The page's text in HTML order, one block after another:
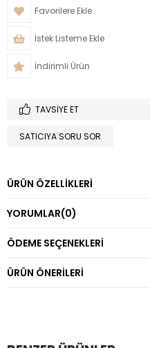
Favorilere Ekle
İstek Listeme Ekle
İndirimli Ürün
TAVSIYE ET
SATICIYA SORU SOR
ÜRÜN ÖZELLIKLERI
YORUMLAR(0)
ÖDEME SEÇENEKLERI
ÜRÜN ÖNERILERI